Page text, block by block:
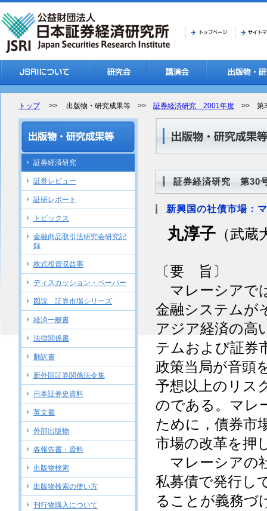
トップ>> 出版物・研究成果等 >> 証券経済研究 2001年度 >> 第
証券経済研究 第30
新興国の社債市場：
丸淳子 （武
〔要 旨〕
マレーシアで
金融システムが
アジア経済の高
テムおよび証券
政策当局が音頭
予想以上のリス
のである。マレ
ために，債券市
市場の改革を押
マレーシアの
私募債で発行し
ることが義務づ
証券経済研究
証券レビュー
証研レポート
トピックス
金融商品取引法研究会研究記
録
株式投資収益率
ディスカッション・ペーパー
図説 証券市場シリーズ
経済一般書
法律関係書
翻訳書
新外国証券関係法令集
日本証券史資料
英文書
外部出版物
各報告書・資料
出版物検索
出版物検索の使い方
刊行物購入について